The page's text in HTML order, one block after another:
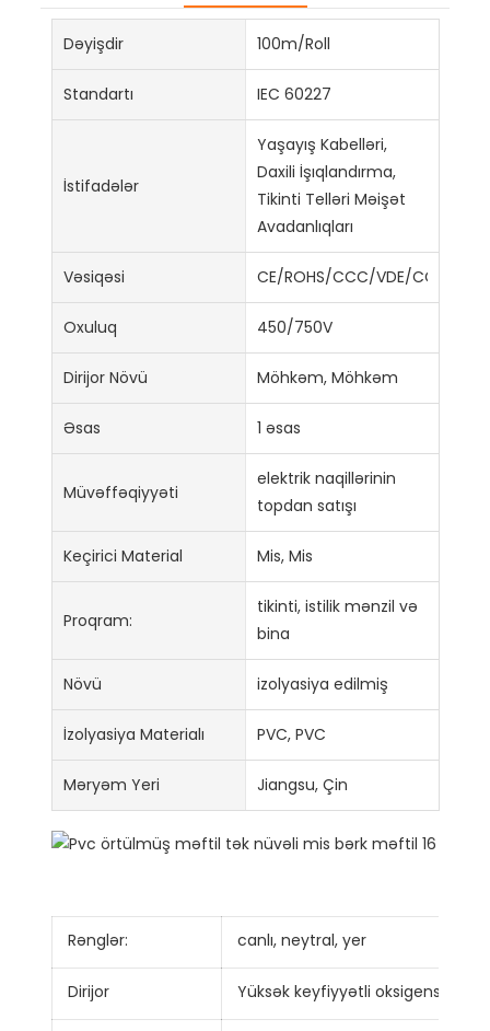
Dəyişdir 100m/Roll
Standartı IEC 60227
İstifadələr
Yaşayış Kabelləri,
Daxili İşıqlandırma,
Tikinti Telləri Məişət
Avadanlıqları
Vəsiqəsi CE/ROHS/CCC/VDE/CCC/
Oxuluq 450/750V
Dirijor Növü Möhkəm, Möhkəm
Əsas 1 əsas
Müvəffəqiyyəti
elektrik naqillərinin
topdan satışı
Keçirici Material Mis, Mis
Proqram:
tikinti, istilik mənzil və
bina
Növü izolyasiya edilmiş
İzolyasiya Materialı PVC, PVC
Məryəm Yeri Jiangsu, Çin
Rənglər: canlı, neytral, yer
Dirijor Yüksək keyfiyyətli oksigensiz Mis